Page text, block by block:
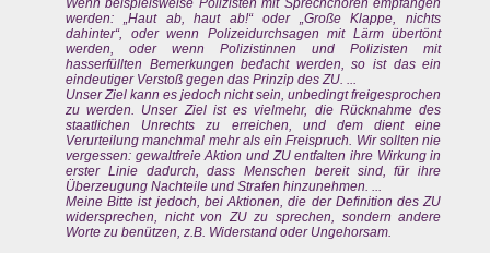
werden: „Haut ab, haut ab!“ oder „Große Klappe, nichts
dahinter“, oder wenn Polizeidurchsagen mit Lärm übertönt
werden, oder wenn Polizistinnen und Polizisten mit
hasserfüllten Bemerkungen bedacht werden, so ist das ein
eindeutiger Verstoß gegen das Prinzip des ZU. ...
Unser Ziel kann es jedoch nicht sein, unbedingt freigesprochen
zu werden. Unser Ziel ist es vielmehr, die Rücknahme des
staatlichen Unrechts zu erreichen, und dem dient eine
Verurteilung manchmal mehr als ein Freispruch. Wir sollten nie
vergessen: gewaltfreie Aktion und ZU entfalten ihre Wirkung in
erster Linie dadurch, dass Menschen bereit sind, für ihre
Überzeugung Nachteile und Strafen hinzunehmen. ...
Meine Bitte ist jedoch, bei Aktionen, die der Definition des ZU
widersprechen, nicht von ZU zu sprechen, sondern andere
Worte zu benützen, z.B. Widerstand oder Ungehorsam.